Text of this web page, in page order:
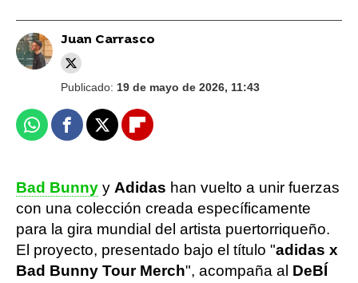
Juan Carrasco
Publicado: 19 de mayo de 2026, 11:43
WhatsappFacebook
X Flipboard
Bad Bunny y Adidas han vuelto a unir fuerzas
con una colección creada específicamente
para la gira mundial del artista puertorriqueño.
El proyecto, presentado bajo el título "adidas x
Bad Bunny Tour Merch", acompaña al DeBÍ